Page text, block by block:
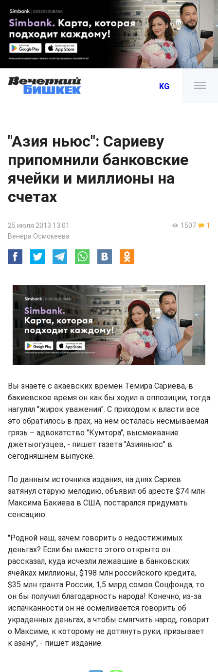
KG
"Азия ньюс": Сариеву
припомнили банковские
ячейки и миллионы на
счетах
1507 1
25 июля 2013 13:01
Венера Осмокеева
Вы знаете с акаевских времен Темира Сариева, в
бакиевское время он как бы ходил в оппозиции, тогда
нагулял "жирок уважения". С приходом к власти все
это обратилось в прах, на нем осталась несмываемая
грязь – адвокатство "Кумтора", высмеивание
джетыогузцев, - пишет газета "Азияньюс" в
сегодняшнем выпуске.
По данным источника издания, на днях Сариев
затянул старую мелодию, объявил об аресте $74 млн
Максима Бакиева в США, постарался придумать
сенсацию.
"Родной наш, зачем говорить о недостижимых
деньгах? Если бы вместо этого открыто он
рассказал, куда исчезли лежавшие в банковских
ячейках миллионы, $198 млн российского кредита,
$35 млн гранта России, 1,5 млрд сомов Соцфонда, то
он бы получил благодарность народа! Конечно, из-за
испачканности он не осмеливается говорить об
украденных деньгах, а чтобы смягчить народ, говорит
о Максиме, к которому не дотянуть руки, призывает
к азану", - пишет издание.